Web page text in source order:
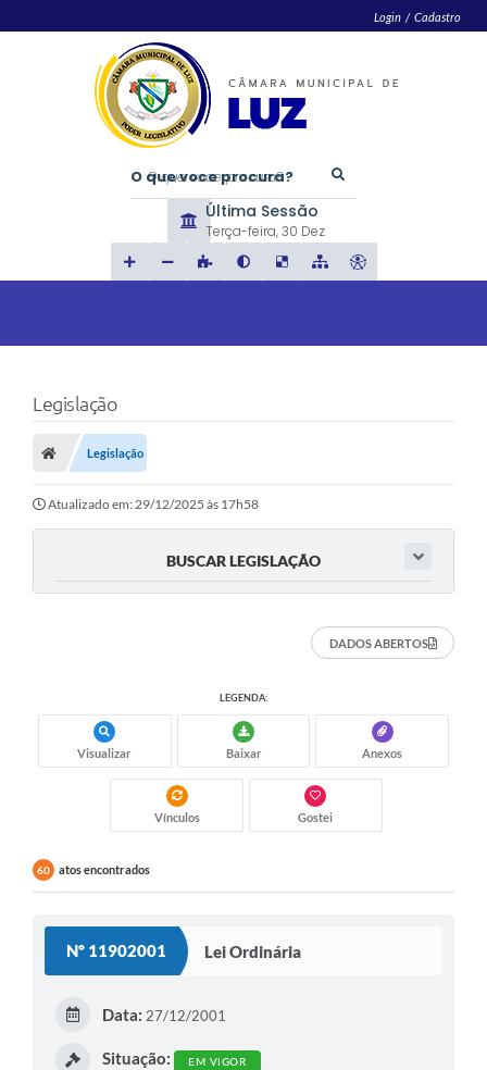
Login / Cadastro
O que voce procura?
Última Sessão
Terça-feira 30 Dez
Legislação
Legislação
Atualizado em: 29/12/2025 às 17h58
BUSCAR LEGISLAÇÃO
DADOS ABERTOS
LEGENDA:
Visualizar Baixar Anexos
Vínculos Gostei
60 atos encontrados
Nº 11902001 Lei Ordinária
Data: 27/12/2001
Situação: EM VIGOR